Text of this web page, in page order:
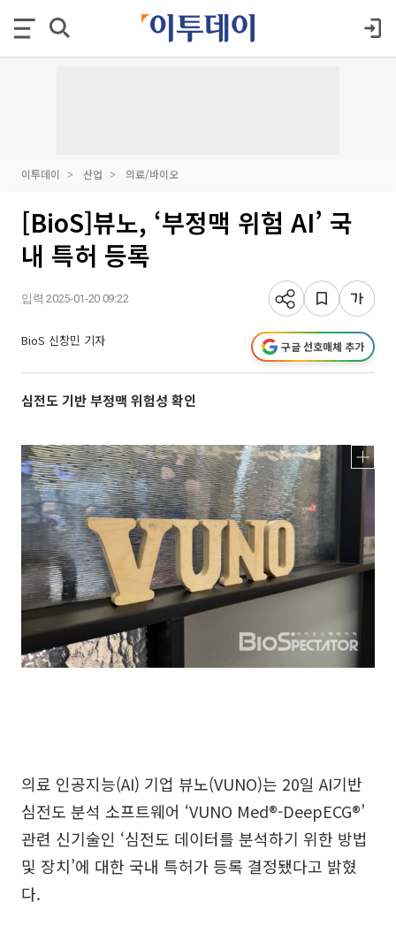
이투데이 산업 의료/바이오
[BioS]뷰노, ‘부정맥 위험 AI’ 국
내 특허 등록
입력 2025-01-20 09:22
BioS 신창민 기자 구글 선호매체 추가
심전도 기반 부정맥 위험성 확인
의료 인공지능(AI) 기업 뷰노(VUNO)는 20일 AI기반
심전도 분석 소프트웨어 ‘VUNO Med®-DeepECG®’
관련 신기술인 ‘심전도 데이터를 분석하기 위한 방법
및 장치’에 대한 국내 특허가 등록 결정됐다고 밝혔
다.